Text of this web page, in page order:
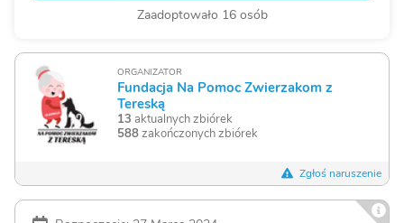
Zaadoptowało 16 osób
ORGANIZATOR
Fundacja Na Pomoc Zwierzakom z
Tereską
13 aktualnych zbiórek
588zakończonych zbiórek
Zgłoś naruszenie